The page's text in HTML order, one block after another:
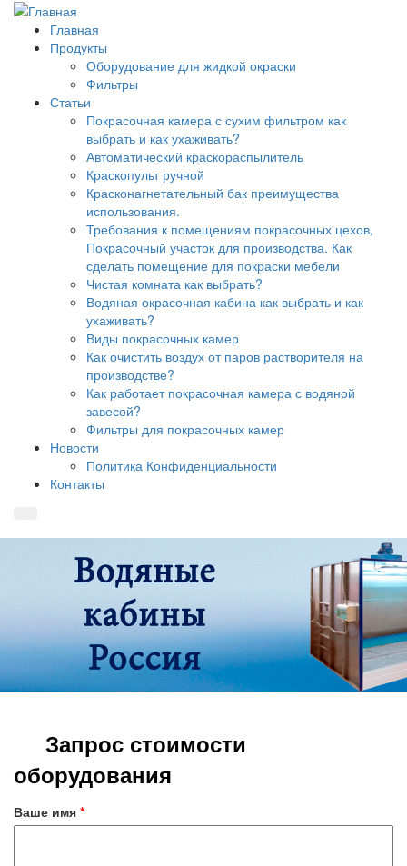
Главная
Продукты
Оборудование для жидкой окраски
Фильтры
Статьи
Покрасочная камера с сухим фильтром как
выбрать и как ухаживать?
Автоматический краскораспылитель
Краскопульт ручной
Красконагнетательный бак преимущества
использования.
Требования к помещениям покрасочных цехов,
Покрасочный участок для производства. Как
сделать помещение для покраски мебели
Чистая комната как выбрать?
Водяная окрасочная кабина как выбрать и как
ухаживать?
Виды покрасочных камер
Как очистить воздух от паров растворителя на
производстве?
Как работает покрасочная камера с водяной
завесой?
Фильтры для покрасочных камер
Новости
Политика Конфиденциальности
Контакты
Запрос стоимости
оборудования
Ваше имя *